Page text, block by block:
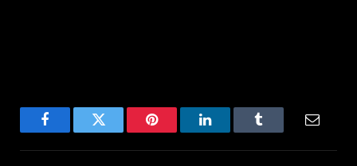
FacebookTwitter Pinterest LinkedInTumblr